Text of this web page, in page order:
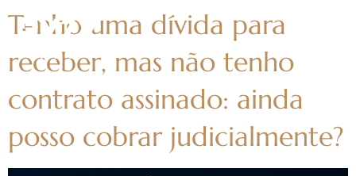
Tenho uma dívida para
receber, mas não tenho
contrato assinado: ainda
posso cobrar judicialmente?